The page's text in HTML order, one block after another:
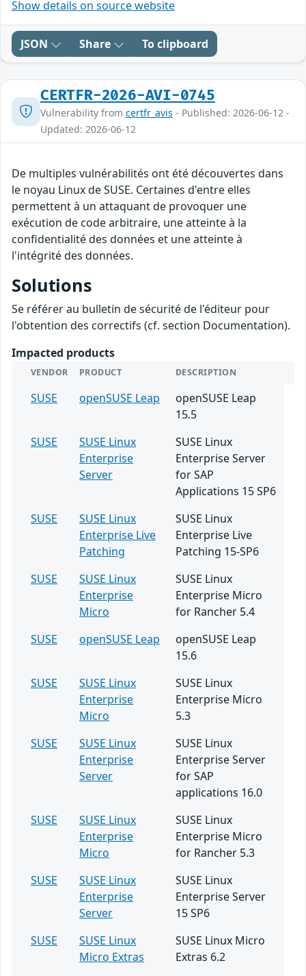
Show details on source website
JSON Share To clipboard
CERTFR-2026-AVI-0745
Vulnerability from certfr_avis - Published: 2026-06-12 -
Updated: 2026-06-12
De multiples vulnérabilités ont été découvertes dans
le noyau Linux de SUSE. Certaines d'entre elles
permettent à un attaquant de provoquer une
exécution de code arbitraire, une atteinte à la
confidentialité des données et une atteinte à
l'intégrité des données.
Solutions
Se référer au bulletin de sécurité de l'éditeur pour
l'obtention des correctifs (cf. section Documentation).
Impacted products
VENDOR PRODUCT DESCRIPTION
SUSE openSUSE Leap
openSUSE Leap
15.5
SUSE
SUSE Linux
Enterprise
Server
SUSE Linux
Enterprise Server
for SAP
Applications 15 SP6
SUSE
SUSE Linux
Enterprise Live
Patching
SUSE Linux
Enterprise Live
Patching 15-SP6
SUSE
SUSE Linux
Enterprise
Micro
SUSE Linux
Enterprise Micro
for Rancher 5.4
SUSE
openSUSE Leap
openSUSE Leap
15.6
SUSE
SUSE Linux
Enterprise
Micro
SUSE Linux
Enterprise Micro
5.3
SUSE
SUSE Linux
Enterprise
Server
SUSE Linux
Enterprise Server
for SAP
applications 16.0
SUSE
SUSE Linux
Enterprise
Micro
SUSE Linux
Enterprise Micro
for Rancher 5.3
SUSE
SUSE Linux
Enterprise
Server
SUSE Linux
Enterprise Server
15 SP6
SUSE
SUSE Linux
Micro Extras
SUSE Linux Micro
Extras 6.2